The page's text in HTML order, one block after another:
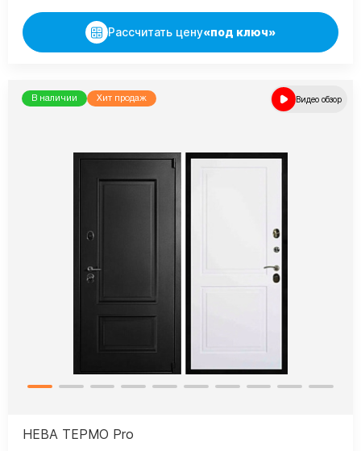
Рассчитать цену«под ключ»
В наличии Хит продаж Видео обзор
НЕВА ТЕРМО Pro